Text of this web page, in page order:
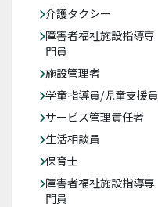
介護タクシー
障害者福祉施設指導専
門員
施設管理者
学童指導員/児童支援員
サービス管理責任者
生活相談員
保育士
障害者福祉施設指導専
門員